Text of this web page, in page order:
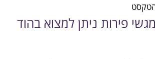
פירות ניתן למצוא בהוד